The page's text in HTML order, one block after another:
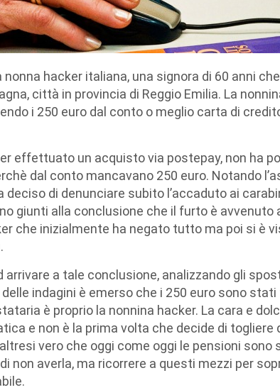
nonna hacker italiana, una signora di 60 anni
città in provincia di Reggio Emilia. La
i 250 euro dal conto o meglio carta di
effettuato un acquisto via postepay, non ha
dal conto mancavano 250 euro. Notando
deciso di denunciare subito l’accaduto ai
giunti alla conclusione che il furto è avvenuto
che inizialmente ha negato tutto ma poi si è
arrivare a tale conclusione, analizzando gli
indagini è emerso che i 250 euro sono
è proprio la nonnina hacker. La cara e
e non è la prima volta che decide di togliere
vero che oggi come oggi le pensioni sono
non averla, ma ricorrere a questi mezzi per